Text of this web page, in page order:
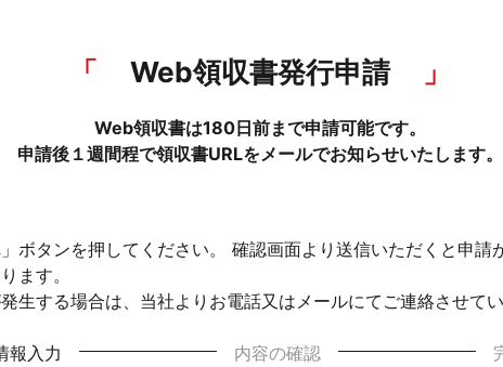
Web領収書発行申請
Web領収書は180日前まで申請可能です。
申請後１週間程で領収書URLをメールでお知らせいたします。
ボタンを押してください。 確認画面より送信いただくと申請
ます。
生する場合は、当社よりお電話又はメールにてご連絡させて
報入力
内容の確認